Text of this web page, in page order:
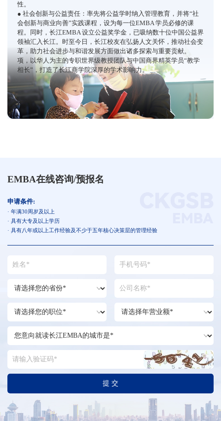
性。
● 社会创新与公益责任：率先将公益学时纳入管理教育，并将“社
会创新与商业向善”实践课程，设为每一位EMBA 学员必修的课
程。同时，长江EMBA 设立公益奖学金，已吸纳数十位中国公益界
领袖汇入长江。时至今日，长江校友在弘扬人文关怀，推动社会变
革，助力社会进步与和谐发展方面做出诸多探索与重要贡献。
项，以华人为主的专职世界级教授团队与中国商界精英学员“教学
相长”，打造了长江商学院深厚的学术影响力。
EMBA在线咨询/预报名
申请条件:
· 年满30周岁及以上
· 具有大专及以上学历
· 具有八年或以上工作经验及不少于五年核心决策层的管理经验
提 交